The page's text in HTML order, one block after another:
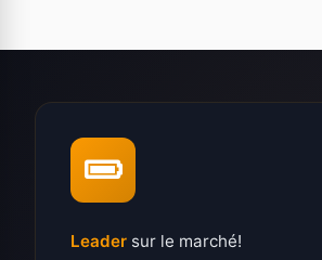
Leader sur le marché!